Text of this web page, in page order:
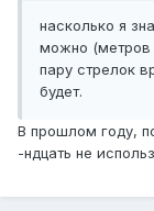
насколько я
можно (метров
пару стрелок
будет.
В прошлом году,
-ндцать не